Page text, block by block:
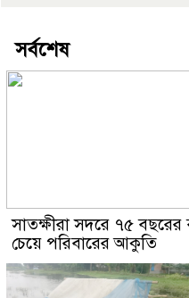
সর্বশেষ
সাতক্ষীরা সদরে ৭৫ বছরের
চেয়ে পরিবারের আকুতি